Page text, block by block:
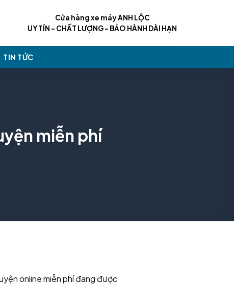
Cửa hàng xe máy ANH LỘC
UY TÍN - CHẤT LƯỢNG - BẢO HÀNH DÀI HẠN
TIN TỨC
miễn phí
online miễn phí đang được